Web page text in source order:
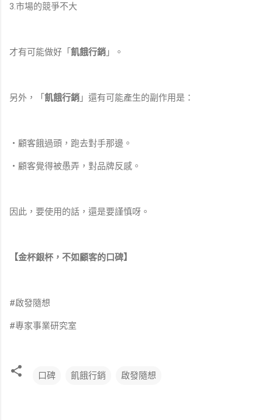
3.市場的競爭不大
才有可能做好「 飢餓行銷 」。
另外，「 飢餓行銷 」還有可能產生的副作用是：
・顧客餓過頭，跑去對手那邊。
・顧客覺得被愚弄，對品牌反感。
因此，要使用的話，還是要謹慎呀。
【金杯銀杯，不如顧客的口碑】
#啟發隨想
#專家事業研究室
口碑 飢餓行銷 啟發隨想